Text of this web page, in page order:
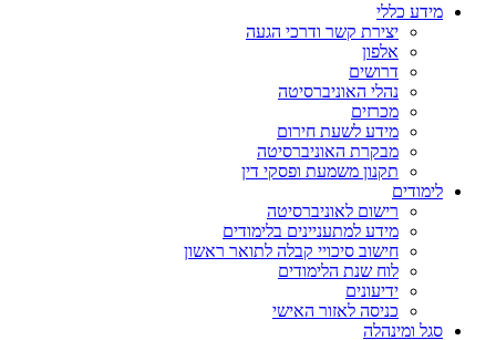
מידע כללי
יצירת קשר ודרכי הגעה
אלפון
דרושים
נהלי האוניברסיטה
מכרזים
מידע לשעת חירום
מבקרת האוניברסיטה
תקנון משמעת ופסקי דין
לימודים
רישום לאוניברסיטה
מידע למתעניינים בלימודים
חישוב סיכויי קבלה לתואר ראשון
לוח שנת הלימודים
ידיעונים
כניסה לאזור האישי
סגל ומינהלה